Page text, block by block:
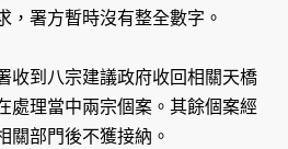
，署方暫時沒有整全數字。
到八宗建議政府收回相關天橋
處理當中兩宗個案。其餘個案經
關部門後不獲接納。